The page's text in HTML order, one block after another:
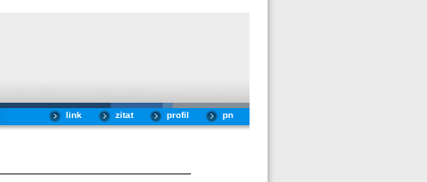
pn
profil
zitat
link